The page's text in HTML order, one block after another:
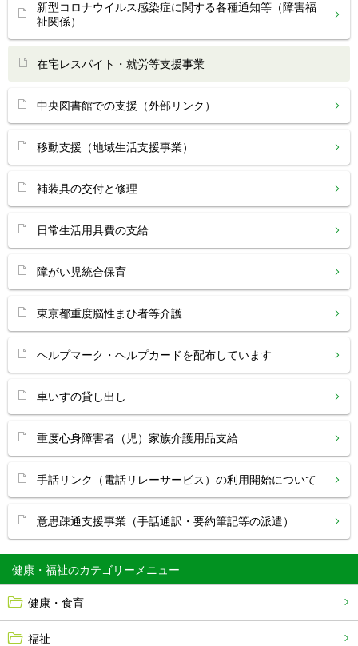
健康・福祉
健康・食育
福祉
新型コロナウイルス感染症に関する各種通知等（障害福
祉関係）
在宅レスパイト・就労等支援事業
中央図書館での支援（外部リンク）
移動支援（地域生活支援事業）
補装具の交付と修理
日常生活用具費の支給
障がい児統合保育
東京都重度脳性まひ者等介護
ヘルプマーク・ヘルプカードを配布しています
車いすの貸し出し
重度心身障害者（児）家族介護用品支給
手話リンク（電話リレーサービス）の利用開始について
意思疎通支援事業（手話通訳・要約筆記等の派遣）